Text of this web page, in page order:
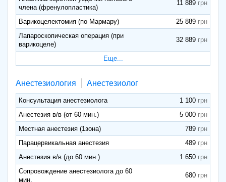
члена (френулопластика)
11 889
Варикоцелектомия (по Мармару)
25 889
Лапароскопическая операция (при
варикоцеле)
32 889
Еще...
Анестезиология Анестезиолог
Консультация анестезиолога
1 100
Анестезия в/в (от 60 мин.)
5 000
Местная анестезия (1зона)
789
Парацервикальная анестезия
489
Анестезия в/в (до 60 мин.)
1 650
Сопровождение анестезиолога до 60
мин.
680